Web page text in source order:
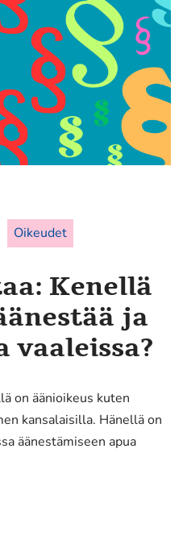
Oikeudet
Kenellä
ja
vaaleissa?
on äänioikeus kuten
kansalaisilla. Hänellä on
äänestämiseen apua